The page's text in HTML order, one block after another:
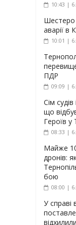
10:43 |
Шестеро
аварії в
10:01 |
ПДР
09:09 |
Сім
що
Героїв у
08:33 |
Майже
дронів:
бою
08:00 |
У справі
відхилили